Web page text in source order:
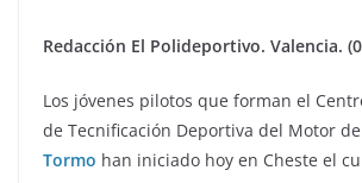
Redacción El Polideportivo. Valencia.
Los jóvenes pilotos que forman el
de Tecnificación Deportiva del Motor
Tormo han iniciado hoy en Cheste el